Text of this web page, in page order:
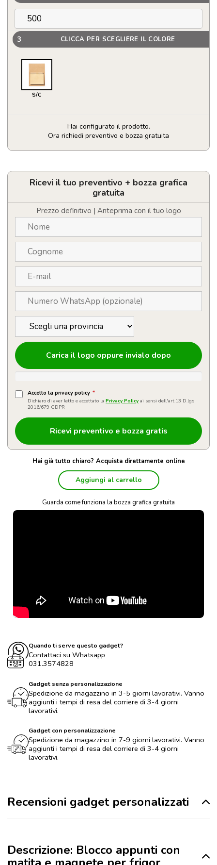
3 CLICCA PER SCEGLIERE IL COLORE
S/C
Hai configurato il prodotto.
Ora richiedi preventivo e bozza gratuita
Blocco
con
matita
frigor
quantità
Ricevi il tuo preventivo + bozza grafica
gratuita
Prezzo definitivo | Anteprima con il tuo logo
Carica il logo oppure invialo dopo
Accetto la privacy policy *
Dichiaro di aver letto e accettato la Privacy Policy ai sensi dell'art.13 D.lgs
2016/679 GDPR
Hai già tutto chiaro? Acquista direttamente online
Aggiungi al carrello
Guarda come funziona la bozza grafica gratuita
Quando ti serve questo gadget?
Contattaci su Whatsapp
031.3574828
Gadget senza personalizzazione
Spedizione da magazzino in 3-5 giorni lavorativi. Vanno
aggiunti i tempi di resa del corriere di 3-4 giorni
lavorativi.
Gadget con personalizzazione
Spedizione da magazzino in 7-9 giorni lavorativi. Vanno
aggiunti i tempi di resa del corriere di 3-4 giorni
lavorativi.
Recensioni gadget personalizzati
Descrizione: Blocco appunti con